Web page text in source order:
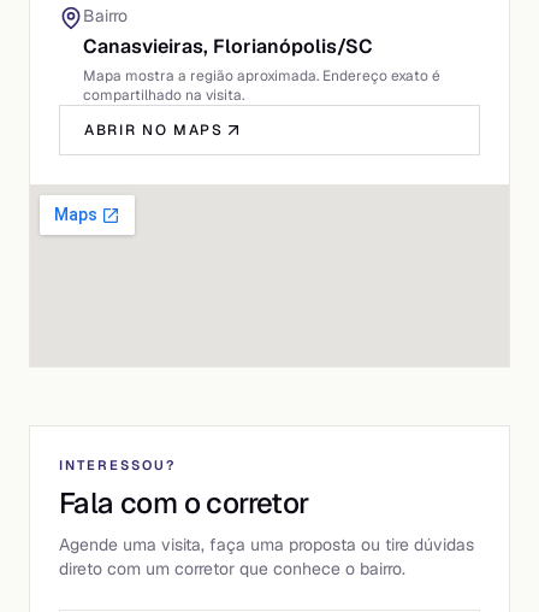
Bairro
Canasvieiras, Florianópolis/SC
Mapa mostra a região aproximada. Endereço exato é
compartilhado na visita.
ABRIR NO MAPS
INTERESSOU?
Fala com o corretor
Agende uma visita, faça uma proposta ou tire dúvidas
direto com um corretor que conhece o bairro.